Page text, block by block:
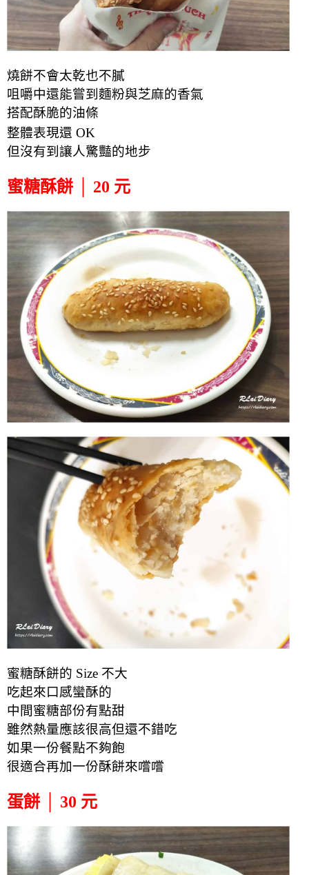
燒餅不會太乾也不膩
咀嚼中還能嘗到麵粉與芝麻的香氣
搭配酥脆的油條
整體表現還 OK
但沒有到讓人驚豔的地步
蜜糖酥餅 │ 20 元
蜜糖酥餅的 Size 不大
吃起來口感蠻酥的
中間蜜糖部份有點甜
雖然熱量應該很高但還不錯吃
如果一份餐點不夠飽
很適合再加一份酥餅來嚐嚐
蛋餅 │ 30 元